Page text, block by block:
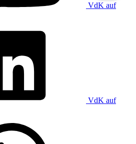
VdK auf
VdK auf